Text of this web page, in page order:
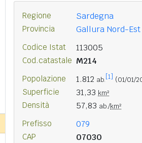
Regione Sardegna
Provincia Gallura Nord-
Codice Istat 113005
Cod.catastale M214
Popolazione 1.812 ab. [1] (01/01/
Superficie 31,33 km²
Densità 57,83 ab./km²
Prefisso 079
CAP 07030